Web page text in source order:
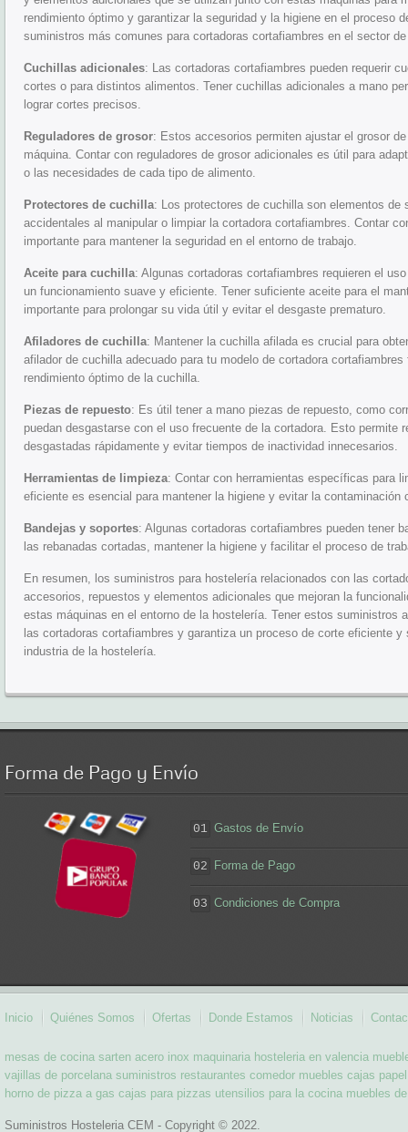
rendimiento óptimo y garantizar la seguridad y la higiene en el proceso
suministros más comunes para cortadoras cortafiambres en el sector
Cuchillas adicionales: Las cortadoras cortafiambres pueden requerir
cortes o para distintos alimentos. Tener cuchillas adicionales a mano
lograr cortes precisos.
Reguladores de grosor: Estos accesorios permiten ajustar el grosor
máquina. Contar con reguladores de grosor adicionales es útil para
o las necesidades de cada tipo de alimento.
Protectores de cuchilla: Los protectores de cuchilla son elementos de
accidentales al manipular o limpiar la cortadora cortafiambres. Contar
importante para mantener la seguridad en el entorno de trabajo.
Aceite para cuchilla: Algunas cortadoras cortafiambres requieren el
un funcionamiento suave y eficiente. Tener suficiente aceite para el
importante para prolongar su vida útil y evitar el desgaste prematuro.
Afiladores de cuchilla: Mantener la cuchilla afilada es crucial para
afilador de cuchilla adecuado para tu modelo de cortadora
rendimiento óptimo de la cuchilla.
Piezas de repuesto: Es útil tener a mano piezas de repuesto, como
puedan desgastarse con el uso frecuente de la cortadora. Esto permite
desgastadas rápidamente y evitar tiempos de inactividad innecesarios.
Herramientas de limpieza: Contar con herramientas específicas para
eficiente es esencial para mantener la higiene y evitar la contaminación
Bandejas y soportes: Algunas cortadoras cortafiambres pueden tener
las rebanadas cortadas, mantener la higiene y facilitar el proceso de
En resumen, los suministros para hostelería relacionados con las
accesorios, repuestos y elementos adicionales que mejoran la
estas máquinas en el entorno de la hostelería. Tener estos suministros
las cortadoras cortafiambres y garantiza un proceso de corte eficiente
industria de la hostelería.
Forma de Pago y Envío
01 Gastos de Envío
02 Forma de Pago
03 Condiciones de Compra
Inicio Quiénes Somos Ofertas Donde Estamos Noticias
mesas de cocina sarten acero inox maquinaria hosteleria en valencia
vajillas de porcelana suministros restaurantes comedor muebles cajas papel
horno de pizza a gas cajas para pizzas utensilios para la cocina muebles
Suministros Hosteleria CEM - Copyright © 2022.